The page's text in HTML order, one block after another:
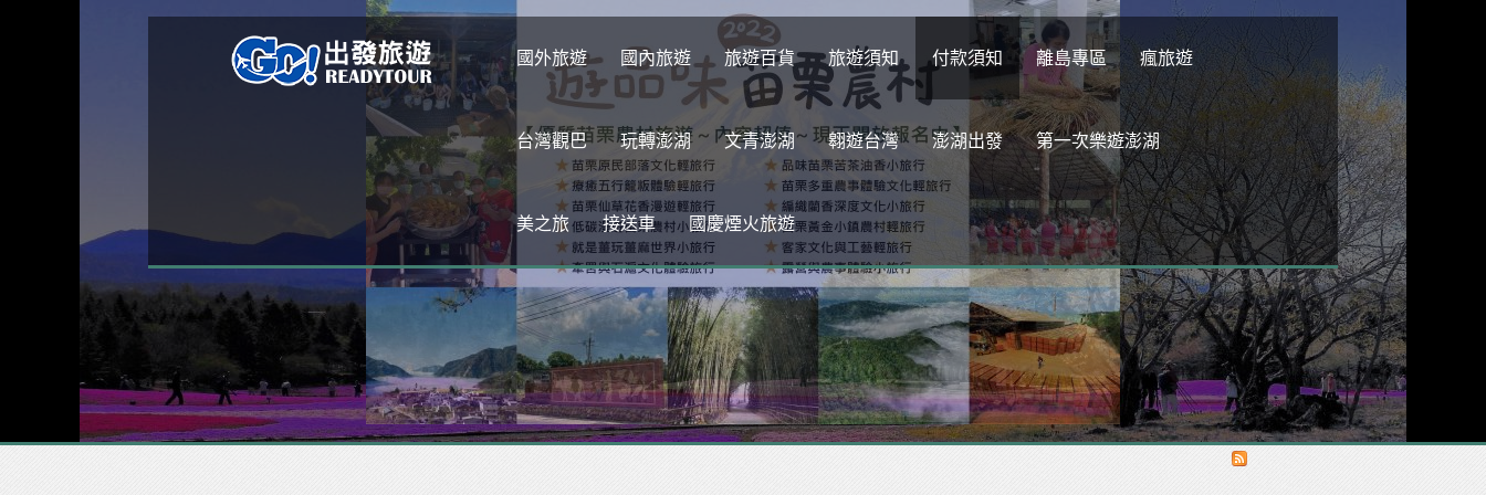
國外旅遊 國內旅遊 旅遊百貨 旅遊須知 付款須知 離島專區 瘋旅遊
台灣觀巴 玩轉澎湖 文青澎湖 翱遊台灣 澎湖出發 第一次樂遊澎湖
美之旅 接送車 國慶煙火旅遊
fullslider